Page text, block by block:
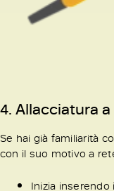
4. Allacciatura
Se hai già familiarità
con il suo motivo a
Inizia